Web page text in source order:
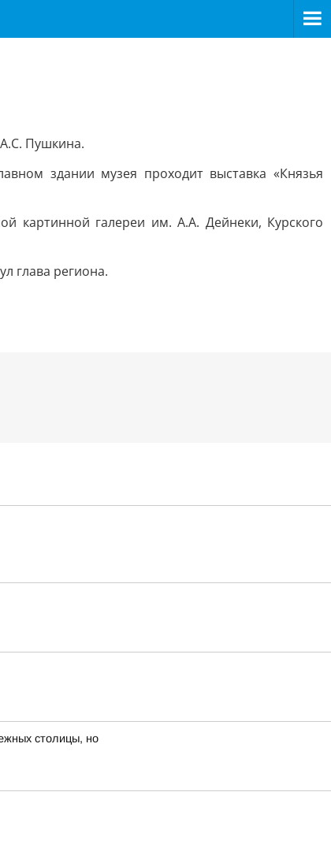
Пушкина.
здании музея проходит выставка «Князья
картинной галереи им. А.А. Дейнеки, Курского
глава региона.
столицы, но